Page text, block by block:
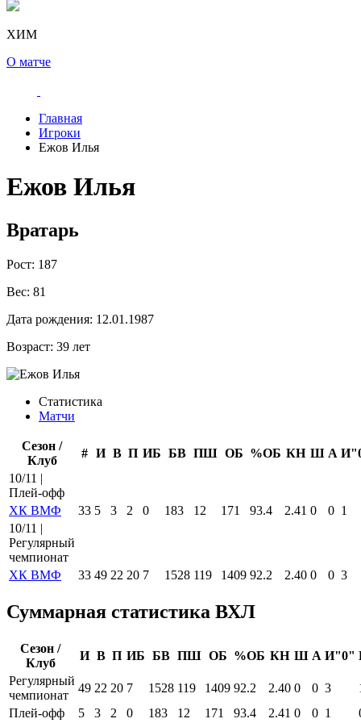
ХИМ
О матче
Главная
Игроки
Ежов Илья
Ежов Илья
Вратарь
Рост: 187
Вес: 81
Дата рождения: 12.01.1987
Возраст: 39 лет
Статистика
Матчи
Сезон /
Клуб
# И В П ИБ БВ ПШ ОБ %ОБ КН Ш А
10/11 |
Плей-офф
ХК ВМФ
33 5 3 2 0 183 12 171 93.4 2.41 0 0 1
10/11 |
Регулярный
чемпионат
ХК ВМФ
33 49 22 20 7 1528 119 1409 92.2 2.40 0 0 3
Суммарная статистика ВХЛ
Сезон /
Клуб
И В П ИБ БВ ПШ ОБ %ОБ КН Ш А И"0"
Регулярный
чемпионат
49 22 20 7 1528 119 1409 92.2 2.40 0 0 3
Плей-офф
5 3 2 0 183 12 171 93.4 2.41 0 0 1